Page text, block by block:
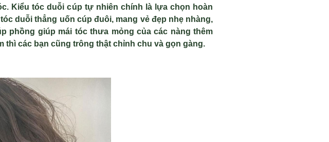
Kiểu tóc duỗi cúp tự nhiên chính là l ựa chọn hoàn
óc duỗi thẳng uốn cúp đuôi, mang vẻ đẹp nhẹ nhàng,
phồng giúp mái tóc thưa mỏng của các nàng thêm
thì các bạn cũng trông thật chỉnh chu và gọn gàng.